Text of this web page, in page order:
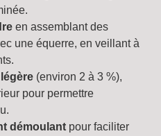
en assemblant des
une équerre, en veillant à
(environ 2 à 3 %),
pour permettre
démoulant pour faciliter